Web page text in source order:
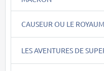
CAUSEUR OU LE
LES AVENTURES DE